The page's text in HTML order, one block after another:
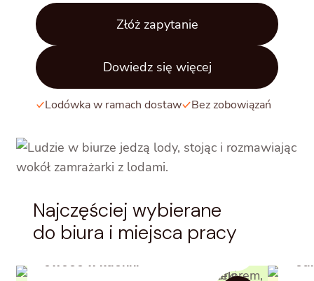
Złóż zapytanie
Dowiedz się więcej
Lodówka w ramach dostaw Bez zobowiązań
Najczęściej wybierane
do biura i miejsca pracy
Codzienne gesty - świeże
owoce w kuchni